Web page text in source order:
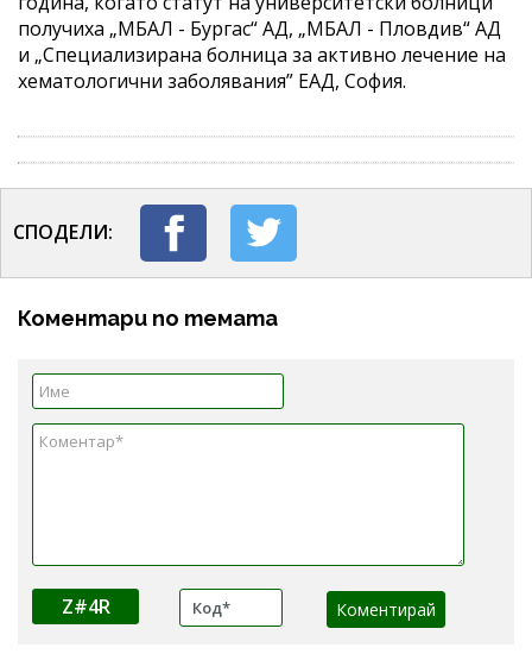
получиха „МБАЛ - Бургас“ АД, „МБАЛ - Пловдив“ АД
и „Специализирана болница за активно лечение на
хематологични заболявания” ЕАД, София.
СПОДЕЛИ:
Коментари по темата
Z#4R